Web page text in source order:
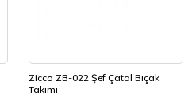
Zicco ZB-022 Şef Çatal Bıçak
Takımı